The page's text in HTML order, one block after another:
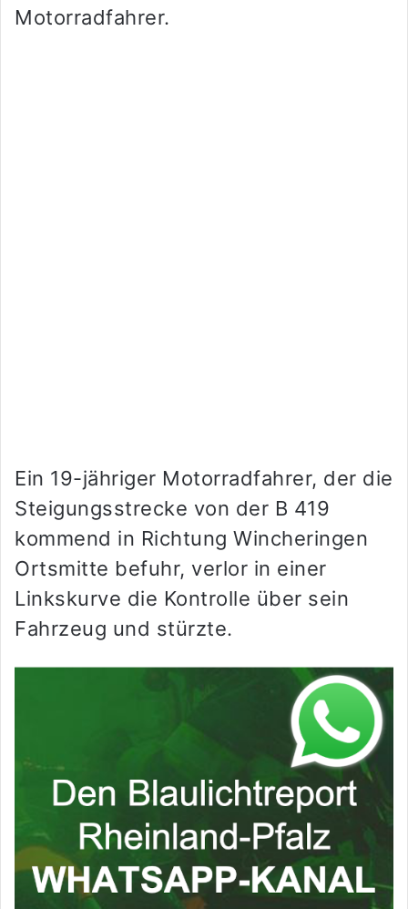
Motorradfahrer.
Ein 19-jähriger Motorradfahrer, der die
Steigungsstrecke von der B 419
kommend in Richtung Wincheringen
Ortsmitte befuhr, verlor in einer
Linkskurve die Kontrolle über sein
Fahrzeug und stürzte.